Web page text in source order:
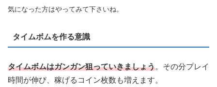
気になった方はやってみて下さいね。
タイムボムを作る意識
タイムボムはガンガン狙っていきましょう。その分プレイ
時間が伸び、稼げるコイン枚数も増えます。